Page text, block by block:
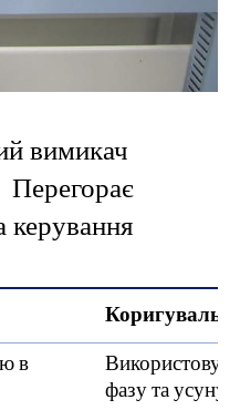
вимикач
Коригувальні
в
фазу та